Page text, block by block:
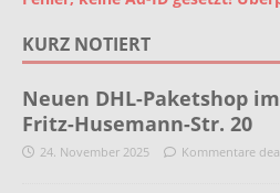
KURZ NOTIERT
Neuen DHL-Paketshop
Fritz-Husemann-Str. 20
24. November 2025 Kommentare